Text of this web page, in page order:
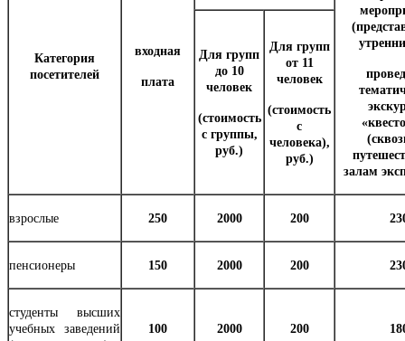
Категория
посетителей
входная
плата
залам
Для групп
до 10
человек
(стоимость
с группы,
руб.)
Для групп
от 11
человек
(стоимость
с
человека),
руб.)
взрослые 250 2000 200
пенсионеры 150 2000 200
студенты высших
учебных заведений
100 2000 200